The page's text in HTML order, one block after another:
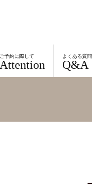
ご予約に際して
Attention
よくある質問
Q&A